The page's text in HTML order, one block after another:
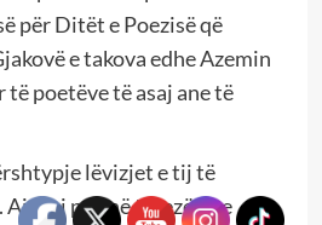
për Ditët e Poezisë që
e takova edhe Azemin
poetëve të asaj ane të
lëvizjet e tij të
ulej pak në tryezë dhe